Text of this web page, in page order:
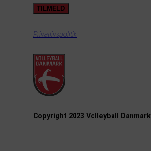
Privatlivspolitik
Copyright 2023 Volleyball Danmark